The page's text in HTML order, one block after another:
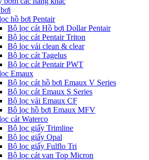
hồ bơi Pentair
Bộ lọc cát Hồ bơi Dollar Pentair
Bộ lọc cát Pentair Triton
Bộ lọc vải clean & clear
Bộ lọc cát Tagelus
Bộ lọc cát Pentair PWT
Emaux
Bộ lọc cát hồ bơi Emaux V Series
Bộ lọc cát Emaux S Series
Bộ lọc vải Emaux CF
Bô lọc hồ bơi Emaux MFV
cát Waterco
Bộ lọc giấy Trimline
Bộ lọc giấy Opal
Bộ lọc giấy Fulflo Tri
Bộ lọc cát van Top Micron